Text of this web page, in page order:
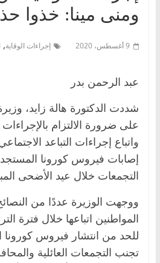
ومنى مينا: خذوا
9 أغسطس، 2020 إجراءات الوقاية,
عبد الرحمن بدر
شددت الدكتورة هالة زايد،
على ضرورة الالتزام بالإجراءات
واتباع إجراءات التباعد
إصابات فيروس كورونا
التجمعات خلال عيد الأضحى
ووجهت الوزيرة عددًا من
المواطنين اتباعها خلال فترة
للحد من انتشار فيروس
تجنب التجمعات العائلية